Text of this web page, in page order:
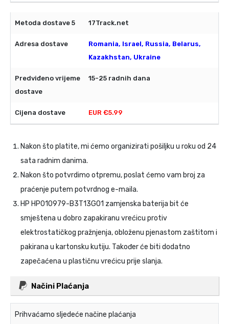
17Track.net
Romania, Israel, Russia, Belarus,
Kazakhstan, Ukraine
15-25 radnih dana
EUR €5.99
Nakon što platite, mi ćemo organizirati pošiljku u roku od 24
sata radnim danima.
Nakon što potvrdimo otpremu, poslat ćemo vam broj za
praćenje putem potvrdnog e-maila.
HP HP010979-B3T13G01 zamjenska baterija bit će
smještena u dobro zapakiranu vrećicu protiv
elektrostatičkog pražnjenja, obloženu pjenastom zaštitom i
pakirana u kartonsku kutiju. Također će biti dodatno
zapečaćena u plastičnu vrećicu prije slanja.
Načini Plaćanja
Prihvaćamo sljedeće načine plaćanja